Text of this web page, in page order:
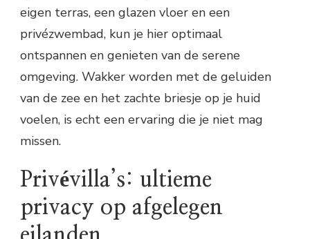
eigen terras, een glazen vloer en een
privézwembad, kun je hier optimaal
ontspannen en genieten van de serene
omgeving. Wakker worden met de geluiden
van de zee en het zachte briesje op je huid
voelen, is echt een ervaring die je niet mag
missen.
Privévilla’s: ultieme
privacy op afgelegen